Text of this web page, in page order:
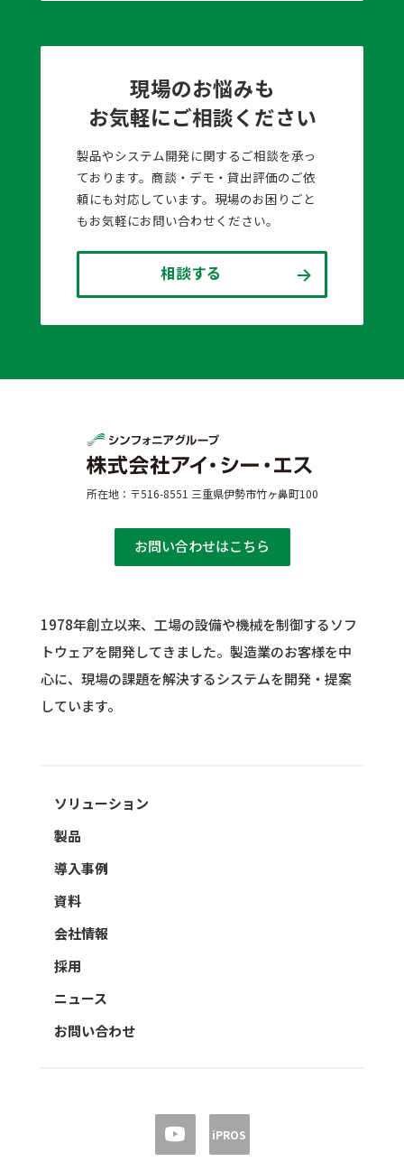
現場のお悩みも
お気軽にご相談ください
製品やシステム開発に関するご相談を承っ
ております。商談・デモ・貸出評価のご依
頼にも対応しています。現場のお困りごと
もお気軽にお問い合わせください。
相談する
所在地：〒516-8551 三重県伊勢市竹ヶ鼻町100
お問い合わせはこちら
1978年創立以来、工場の設備や機械を制御するソフ
トウェアを開発してきました。 製造業のお客様を中
心に、現場の課題を解決するシステムを開発・提案
しています。
ソリューション
製品
導入事例
資料
会社情報
採用
ニュース
お問い合わせ
iPROS